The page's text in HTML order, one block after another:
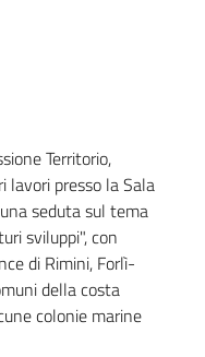
Territorio,
lavori presso la Sala
seduta sul tema
sviluppi", con
di Rimini, Forlì-
della costa
colonie marine